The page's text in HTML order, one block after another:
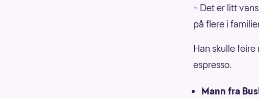
– Det er litt
på flere i
Han skulle
espresso.
Mann fra